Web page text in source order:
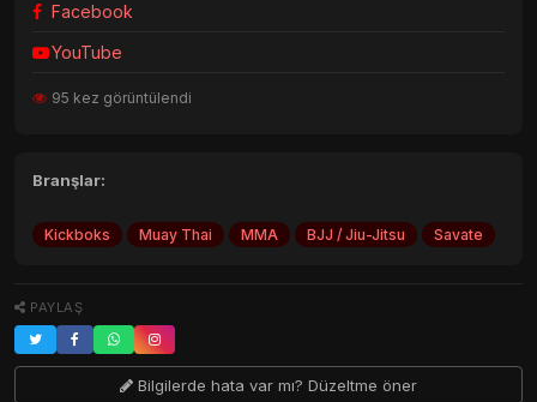
Facebook
YouTube
95 kez görüntülendi
Branşlar:
Kickboks Muay Thai MMA BJJ / Jiu-Jitsu Savate
PAYLAŞ
Bilgilerde hata var mı? Düzeltme öner